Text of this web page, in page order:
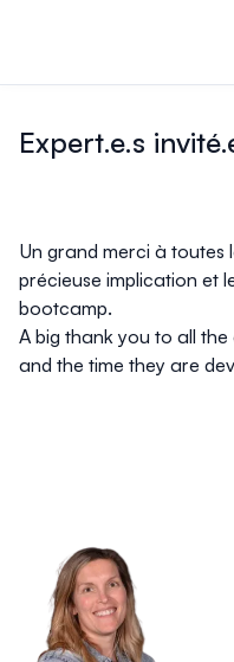
Expert.e.s
Un grand merci à toutes
précieuse implication et
bootcamp.
A big thank you to all
and the time they are